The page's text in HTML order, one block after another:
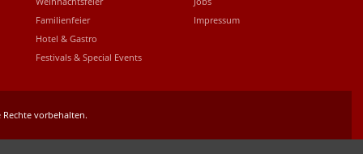
Familienfeier
Hotel & Gastro
Festivals & Special Events
Impressum
Rechte vorbehalten.